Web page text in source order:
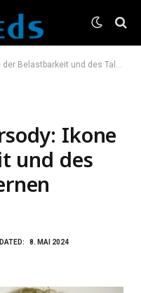
des Talents im modernen deutschen Kino
Ikone
und des
8. MAI 2024